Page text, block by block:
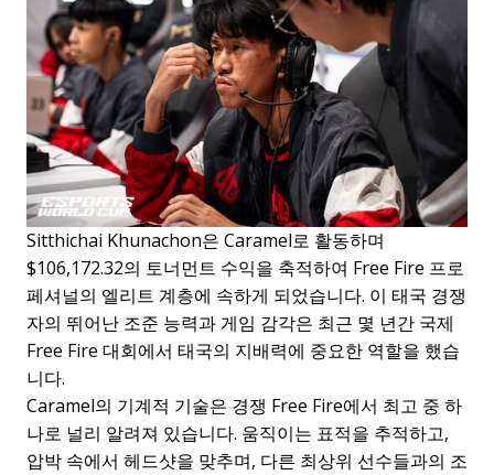
Sitthichai Khunachon은 Caramel로 활동하며
$106,172.32의 토너먼트 수익을 축적하여 Free Fire 프로
페셔널의 엘리트 계층에 속하게 되었습니다. 이 태국 경쟁
자의 뛰어난 조준 능력과 게임 감각은 최근 몇 년간 국제
Free Fire 대회에서 태국의 지배력에 중요한 역할을 했습
니다.
Caramel의 기계적 기술은 경쟁 Free Fire에서 최고 중 하
나로 널리 알려져 있습니다. 움직이는 표적을 추적하고,
압박 속에서 헤드샷을 맞추며, 다른 최상위 선수들과의 조